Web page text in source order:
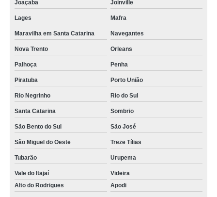
Joaçaba Joinville
Lages Mafra
Maravilha em Santa Catarina Navegantes
Nova Trento Orleans
Palhoça Penha
Piratuba Porto União
Rio Negrinho Rio do Sul
Santa Catarina Sombrio
São Bento do Sul São José
São Miguel do Oeste Treze Tílias
Tubarão Urupema
Vale do Itajaí
Videira
Alto do Rodrigues
Apodi